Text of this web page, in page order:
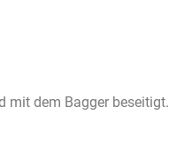
mit dem Bagger beseitigt.